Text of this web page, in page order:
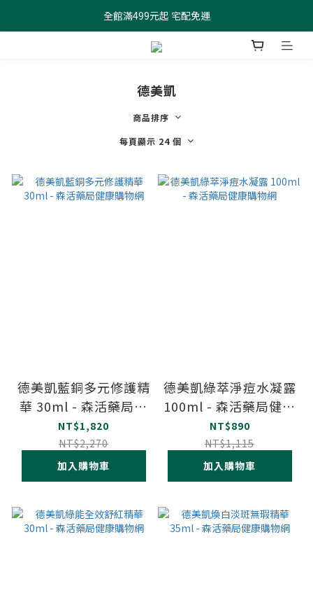
全館滿499元起 宅配免運
全館滿499元起 宅配免運
加入會員 $100元購物金現領現折
德美凱
商品排序
每頁顯示 24 個
德美凱藍銅多元修護精
華 30ml - 森活藥局健
康購物網
NT$1,820
NT$2,270
加入購物車
德美凱綠萃淨痘水凝露
100ml - 森活藥局健康
購物網
NT$890
NT$1,115
加入購物車